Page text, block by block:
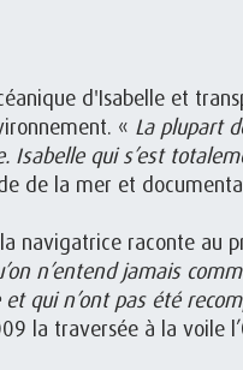
d'Isabelle et
« La plupart
Isabelle qui s’est
de la mer et
raconte au
n’entend jamais
qui n’ont pas été
la traversée à la voile